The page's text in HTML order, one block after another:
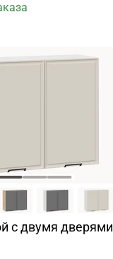
c двумя дверями